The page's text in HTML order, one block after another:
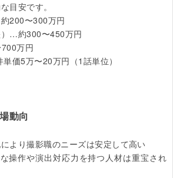
目安です。
200〜300万円
）…約300〜450万円
万円
価5万〜20万円（1話単位）
動向
より撮影職のニーズは安定して高い
操作や演出対応力を持つ人材は重宝され